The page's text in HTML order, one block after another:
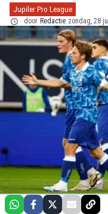
Jupiler Pro League
door Redactie zondag, 28